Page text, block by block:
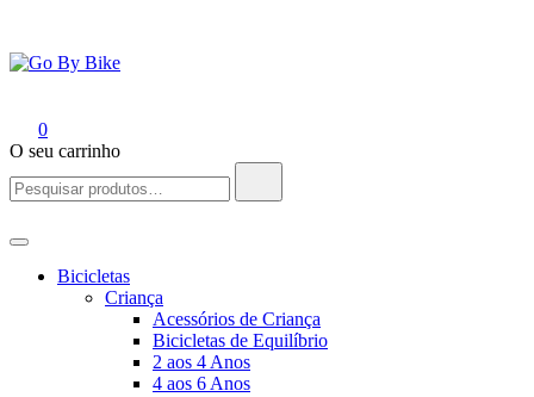
0
O seu carrinho
por:
Bicicletas
Criança
Acessórios de Criança
Bicicletas de Equilíbrio
2 aos 4 Anos
4 aos 6 Anos